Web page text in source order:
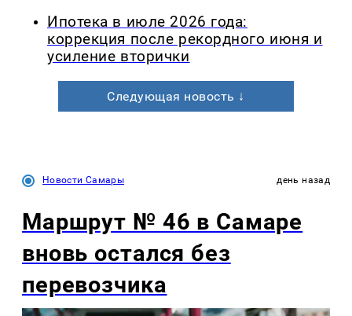
Ипотека в июле 2026 года:
коррекция после рекордного июня и
усиление вторички
Следующая новость ↓
Новости Самары день назад
Маршрут № 46 в Самаре
вновь остался без
перевозчика